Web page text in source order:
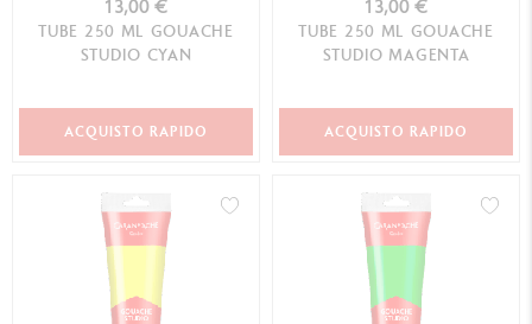
13,00 €
TUBE 250 ML GOUACHE
STUDIO CYAN
ACQUISTO RAPIDO
13,00 €
TUBE 250 ML GOUACHE
STUDIO MAGENTA
ACQUISTO RAPIDO